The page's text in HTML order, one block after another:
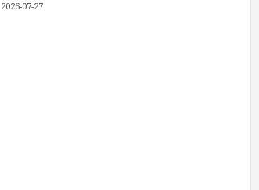
2026-07-27